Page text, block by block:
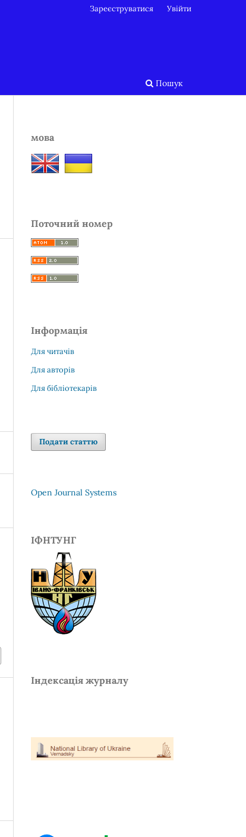
Пошук
Зареєструватися Увійти
мова
Поточний номер
Інформація
Для читачів
Для авторів
Для бібліотекарів
Подати статтю
Open Journal Systems
ІФНТУНГ
Індексація журналу